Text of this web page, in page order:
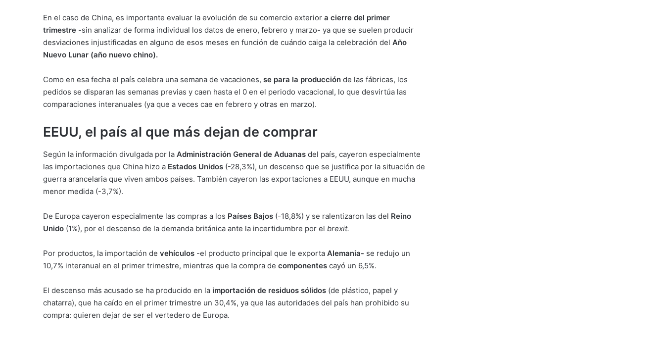
En el caso de China, es importante evaluar la evolución de su comercio exterior a cierre del primer
trimestre -sin analizar de forma individual los datos de enero, febrero y marzo- ya que se suelen producir
desviaciones injustificadas en alguno de esos meses en función de cuándo caiga la celebración del Año
Nuevo Lunar (año nuevo chino).
Como en esa fecha el país celebra una semana de vacaciones, se para la producción de las fábricas, los
pedidos se disparan las semanas previas y caen hasta el 0 en el periodo vacacional, lo que desvirtúa las
comparaciones interanuales (ya que a veces cae en febrero y otras en marzo).
EEUU, el país al que más dejan de comprar
Según la información divulgada por la Administración General de Aduanas del país, cayeron especialmente
las importaciones que China hizo a Estados Unidos (-28,3%), un descenso que se justifica por la situación de
guerra arancelaria que viven ambos países. También cayeron las exportaciones a EEUU, aunque en mucha
menor medida (-3,7%).
De Europa cayeron especialmente las compras a los Países Bajos (-18,8%) y se ralentizaron las del Reino
Unido (1%), por el descenso de la demanda británica ante la incertidumbre por el brexit.
Por productos, la importación de vehículos -el producto principal que le exporta Alemania- se redujo un
10,7% interanual en el primer trimestre, mientras que la compra de componentes cayó un 6,5%.
El descenso más acusado se ha producido en la importación de residuos sólidos (de plástico, papel y
chatarra), que ha caído en el primer trimestre un 30,4%, ya que las autoridades del país han prohibido su
compra: quieren dejar de ser el vertedero de Europa.